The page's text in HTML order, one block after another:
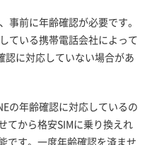
事前に年齢確認が必要です。
ている携帯電話会社によって
認に対応していない場合があ
の年齢確認に対応しているの
てから格安SIMに乗り換えれ
です。一度年齢確認を済ませ